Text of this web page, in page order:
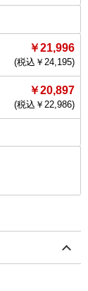
￥21,996
(税込￥ 24,195)
￥20,897
(税込￥ 22,986)